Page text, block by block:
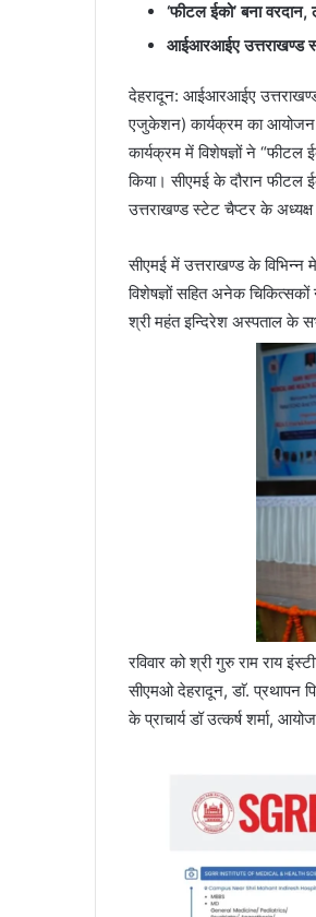
‘फीटल ईको’ बना
आईआरआईए उत्तराखण्ड
देहरादून: आईआरआईए
एजुकेशन) कार्यक्रम का आयोजन
कार्यक्रम में विशेषज्ञों ने
किया। सीएमई के दौरान फीटल
उत्तराखण्ड स्टेट चैप्टर के अध्यक्ष
सीएमई में उत्तराखण्ड के विभिन्न
विशेषज्ञों सहित अनेक
श्री महंत इन्दिरेश अस्पताल के
रविवार को श्री गुरु राम राय
सीएमओ देहरादून, डाॅ. प्रथापन
के प्राचार्य डॉ उत्कर्ष शर्मा,